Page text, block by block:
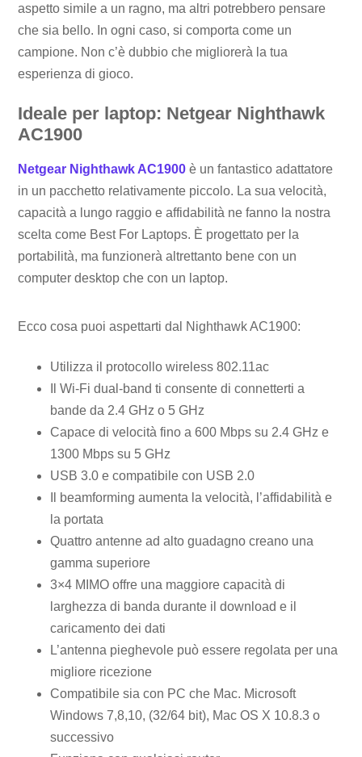
aspetto simile a un ragno, ma altri potrebbero pensare
che sia bello. In ogni caso, si comporta come un
campione. Non c’è dubbio che migliorerà la tua
esperienza di gioco.
Ideale per laptop: Netgear Nighthawk
AC1900
Netgear Nighthawk AC1900 è un fantastico adattatore
in un pacchetto relativamente piccolo. La sua velocità,
capacità a lungo raggio e affidabilità ne fanno la nostra
scelta come Best For Laptops. È progettato per la
portabilità, ma funzionerà altrettanto bene con un
computer desktop che con un laptop.
Ecco cosa puoi aspettarti dal Nighthawk AC1900:
Utilizza il protocollo wireless 802.11ac
Il Wi-Fi dual-band ti consente di connetterti a
bande da 2.4 GHz o 5 GHz
Capace di velocità fino a 600 Mbps su 2.4 GHz e
1300 Mbps su 5 GHz
USB 3.0 e compatibile con USB 2.0
Il beamforming aumenta la velocità, l’affidabilità e
la portata
Quattro antenne ad alto guadagno creano una
gamma superiore
3×4 MIMO offre una maggiore capacità di
larghezza di banda durante il download e il
caricamento dei dati
L’antenna pieghevole può essere regolata per una
migliore ricezione
Compatibile sia con PC che Mac. Microsoft
Windows 7,8,10, (32/64 bit), Mac OS X 10.8.3 o
successivo